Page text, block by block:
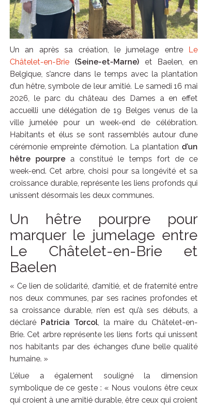
Un an après sa création, le jumelage entre
Le
Châtelet-en-Brie
(Seine-et-Marne) et Baelen, en
Belgique, s’ancre dans le temps avec la plantation
d’un hêtre, symbole de leur amitié. Le samedi 16 mai
2026, le parc du château des Dames a en effet
accueilli une délégation de 19 Belges venus de la
ville jumelée pour un week-end de célébration.
Habitants et élus se sont rassemblés autour d’une
cérémonie empreinte d’émotion. La plantation d’un
hêtre pourpre a constitué le temps fort de ce
week-end. Cet arbre, choisi pour sa longévité et sa
croissance durable, représente les liens profonds qui
unissent désormais les deux communes.
Un hêtre pourpre pour
marquer le jumelage entre
Le Châtelet-en-Brie et
Baelen
« Ce lien de solidarité, d’amitié, et de fraternité entre
nos deux communes, par ses racines profondes et
sa croissance durable, n’en est qu’à ses débuts, a
déclaré Patricia Torcol, la maire du Châtelet-en-
Brie. Cet arbre représente les liens forts qui unissent
nos habitants par des échanges d’une belle qualité
humaine. »
L’élue a également souligné la dimension
symbolique de ce geste : « Nous voulons être ceux
qui croient à une amitié durable, être ceux qui croient